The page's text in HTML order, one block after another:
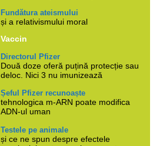
Fundătura ateismului
și a relativismului moral
Vaccin
Directorul Pfizer
Două doze oferă puțină protecție sau
deloc. Nici 3 nu imunizează
Șeful Pfizer recunoaște
tehnologica m-ARN poate modifica
ADN-ul uman
Testele pe animale
și ce ne spun despre efectele